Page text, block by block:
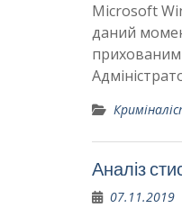
Microsoft
даний
Аналіз
07.11.2019